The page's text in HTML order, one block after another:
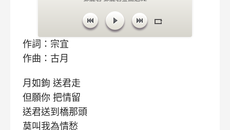
作詞：宗宜
作曲：古月
月如鉤 送君走
但願你 把情留
送君送到橋那頭
莫叫我為情愁